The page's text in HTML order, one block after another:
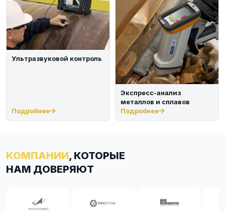
Ультразвуковой контроль
Подробнее
Экспресс-анализ
металлов и сплавов
Подробнее
КОМПАНИИ, КОТОРЫЕ
НАМ ДОВЕРЯЮТ